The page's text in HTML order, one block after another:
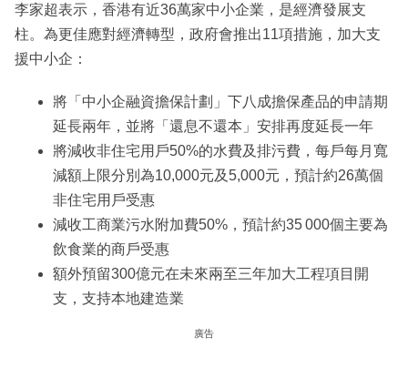
李家超表示，香港有近36萬家中小企業，是經濟發展支
柱。為更佳應對經濟轉型，政府會推出11項措施，加大支
援中小企：
將「中小企融資擔保計劃」下八成擔保產品的申請期
延長兩年，並將「還息不還本」安排再度延長一年
將減收非住宅用戶50%的水費及排污費，每戶每月寬
減額上限分別為10,000元及5,000元，預計約26萬個
非住宅用戶受惠
減收工商業污水附加費50%，預計約35 000個主要為
飲食業的商戶受惠
額外預留300億元在未來兩至三年加大工程項目開
支，支持本地建造業
廣告